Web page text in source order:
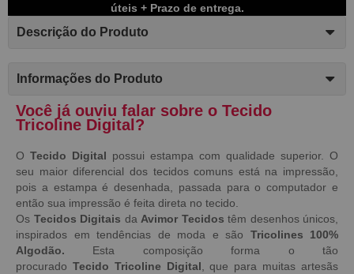
úteis + Prazo de entrega.
Descrição do Produto
Informações do Produto
Você já ouviu falar sobre o Tecido
Tricoline Digital?
O Tecido Digital possui estampa com qualidade superior. O
seu maior diferencial dos tecidos comuns está na impressão,
pois a estampa é desenhada, passada para o computador e
então sua impressão é feita direta no tecido.
Os Tecidos Digitais da Avimor Tecidos têm desenhos únicos,
inspirados em tendências de moda e são Tricolines 100%
Algodão. Esta composição forma o tão
procurado Tecido Tricoline Digital , que para muitas artesãs